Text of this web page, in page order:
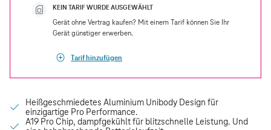
KEIN TARIF WURDE AUSGEWÄHLT
Gerät ohne Vertrag kaufen? Mit einem Tarif können Sie Ihr
Gerät günstiger erwerben.
Tarif hinzufügen